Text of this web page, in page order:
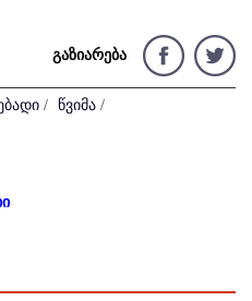
გაზიარება
/ წვიმა /